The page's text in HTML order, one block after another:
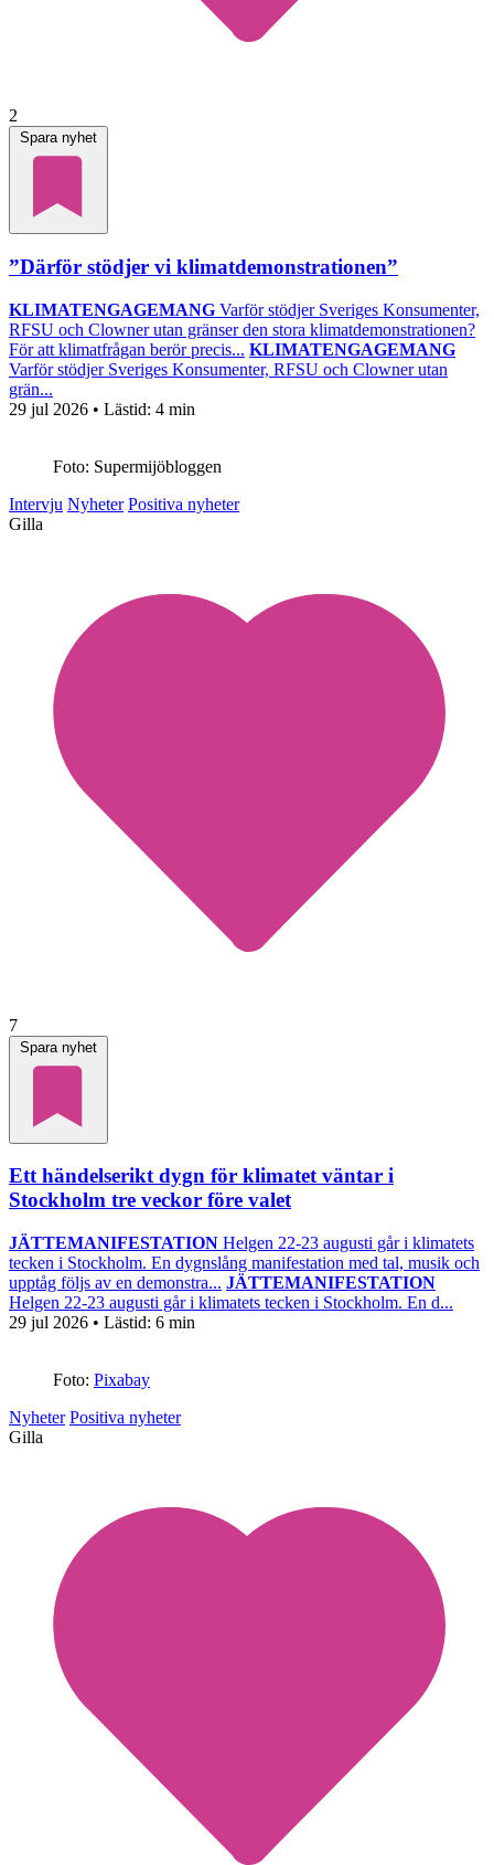
2
Spara nyhet
”Därför stödjer vi klimatdemonstrationen”
KLIMATENGAGEMANG Varför stödjer Sveriges Konsumenter,
RFSU och Clowner utan gränser den stora klimatdemonstrationen?
För att klimatfrågan berör precis... KLIMATENGAGEMANG
Varför stödjer Sveriges Konsumenter, RFSU och Clowner utan
grän...
29 jul 2026 • Lästid: 4 min
Foto: Supermijöbloggen
Intervju Nyheter Positiva nyheter
Gilla
7
Spara nyhet
Ett händelserikt dygn för klimatet väntar i
Stockholm tre veckor före valet
JÄTTEMANIFESTATION Helgen 22-23 augusti går i klimatets
tecken i Stockholm. En dygnslång manifestation med tal, musik och
upptåg följs av en demonstra... JÄTTEMANIFESTATION
Helgen 22-23 augusti går i klimatets tecken i Stockholm. En d...
29 jul 2026 • Lästid: 6 min
Foto: Pixabay
Nyheter Positiva nyheter
Gilla